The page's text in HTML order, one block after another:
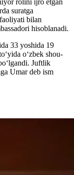
rolini ijro etgan
suratga
bilan
hisoblanadi.
33 yoshida 19
o‘zbek shou-
Juftlik
Umar deb ism